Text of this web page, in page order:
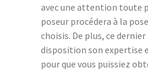
avec une attention toute
poseur procédera à la
choisis. De plus, ce
disposition son expertise
pour que vous puissiez